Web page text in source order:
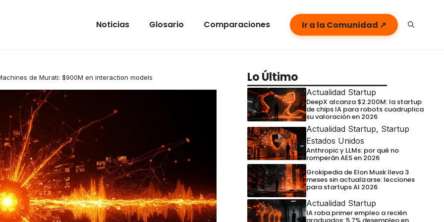
Noticias Glosario Comparaciones Ir a la Comunidad ↗
de Murati: $900M en interaction models Lo Último
Actualidad Startup
DeepX alcanza $2.200M: la startup
de chips IA para robots cuadruplica
su valoración en 2026
Actualidad Startup, Startup
Estados Unidos
Anthropic y LLMs: por qué no
romperán AES en 2026
Grokipedia de Elon Musk lleva 3
meses sin actualizarse: lecciones
para startups AI 2026
Actualidad Startup
IA roba primer empleo a recién